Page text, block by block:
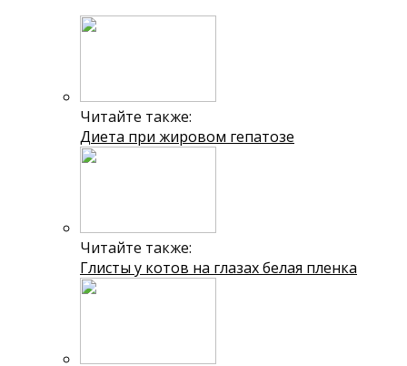
Читайте также:
Диета при жировом гепатозе
Читайте также:
Глисты у котов на глазах белая пленка